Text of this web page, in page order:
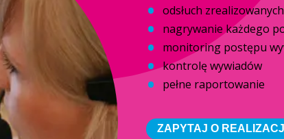
odsłuch
nagrywanie każdego
monitoring postępu
kontrolę wywiadów
pełne raportowanie
ZAPYTAJ O